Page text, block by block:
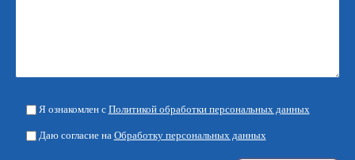
Я ознакомлен с Политикой обработки персональных данных
Даю согласие на Обработку персональных данных